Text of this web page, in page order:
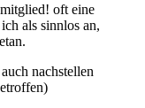
oft eine
als sinnlos an,
nachstellen